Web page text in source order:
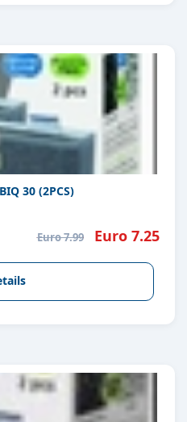
30 (2PCS)
Euro 7.99 Euro 7.25